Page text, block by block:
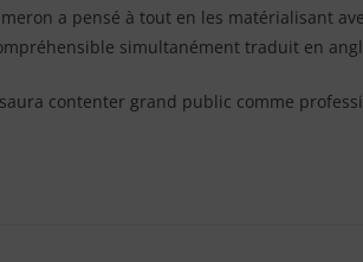
a pensé à tout en les matérialisant
simultanément traduit en
contenter grand public comme